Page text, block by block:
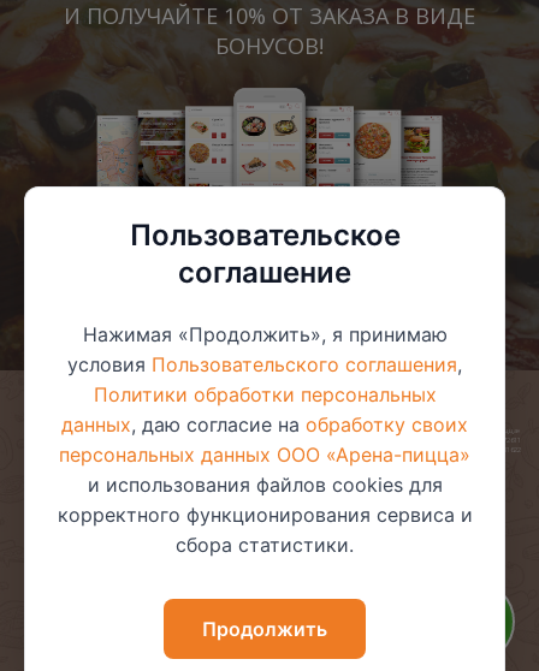
И ПОЛУЧАЙТЕ 10% ОТ ЗАКАЗА В ВИДЕ
БОНУСОВ!
© 2025 ООО «Арена-пицца»
УНП 391272611
Магазин зарегистрирован в торговом реестре 08.05.2017 №381622
Политика видеонаблюдения
Политика в отношении
обработки файлов cookie
Пользовательское
соглашение
Нажимая «Продолжить», я принимаю
условия Пользовательского соглашения,
Политики обработки персональных
данных, даю согласие на обработку своих
персональных данных ООО «Арена-пицца»
и использования файлов cookies для
корректного функционирования сервиса и
сбора статистики.
Продолжить